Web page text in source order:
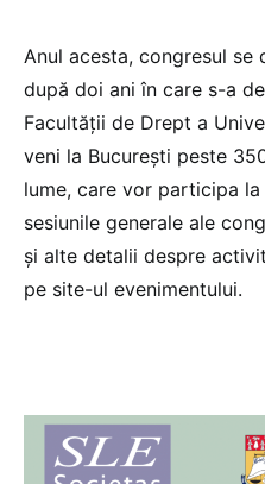
Anul acesta, congresul
după doi ani în care s-a
Facultății de Drept a
veni la București peste
lume, care vor participa
sesiunile generale ale
și alte detalii despre
pe site-ul evenimentului.